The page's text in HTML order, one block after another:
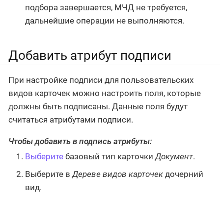
подбора завершается, МЧД не требуется,
дальнейшие операции не выполняются.
Добавить атрибут подписи
При настройке подписи для пользовательских
видов карточек можно настроить поля, которые
должны быть подписаны. Данные поля будут
считаться атрибутами подписи.
Чтобы добавить в подпись атрибуты:
Выберите базовый тип карточкиДокумент.
Выберите в Дереве видов карточек дочерний
вид.